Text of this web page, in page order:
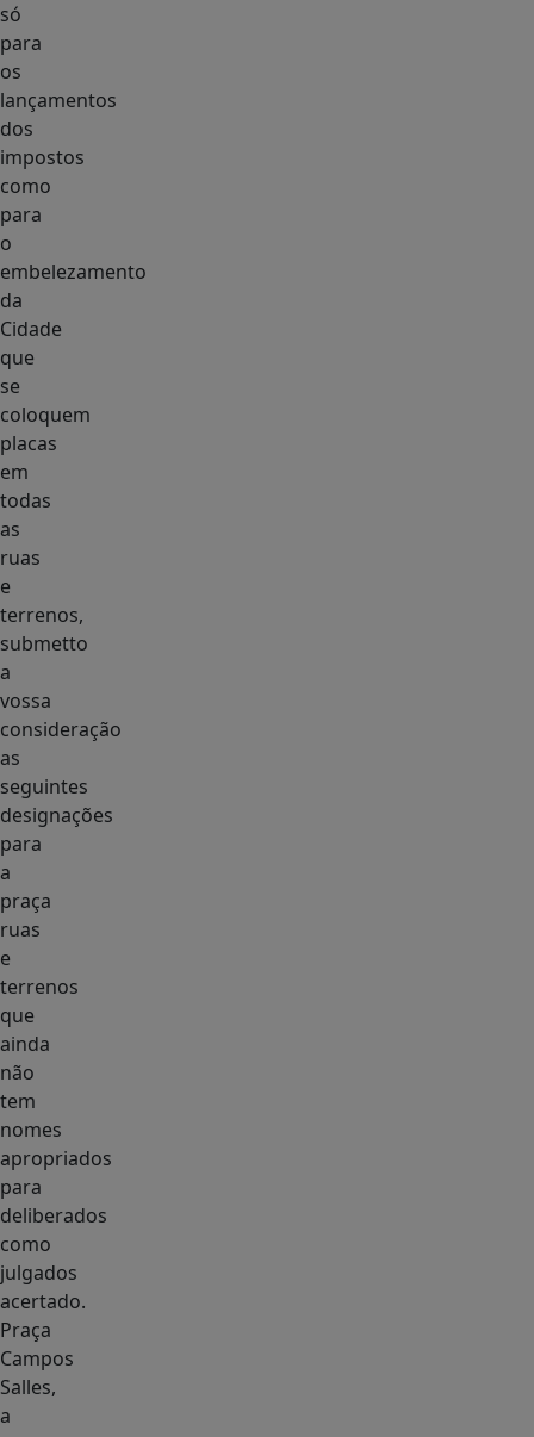
só
para
os
lançamentos
dos
impostos
como
para
o
embelezamento
da
Cidade
que
se
coloquem
placas
em
todas
as
ruas
e
terrenos,
submetto
a
vossa
consideração
as
seguintes
designações
para
a
praça
ruas
e
terrenos
que
ainda
não
tem
nomes
apropriados
para
deliberados
como
julgados
acertado.
Praça
Campos
Salles,
a